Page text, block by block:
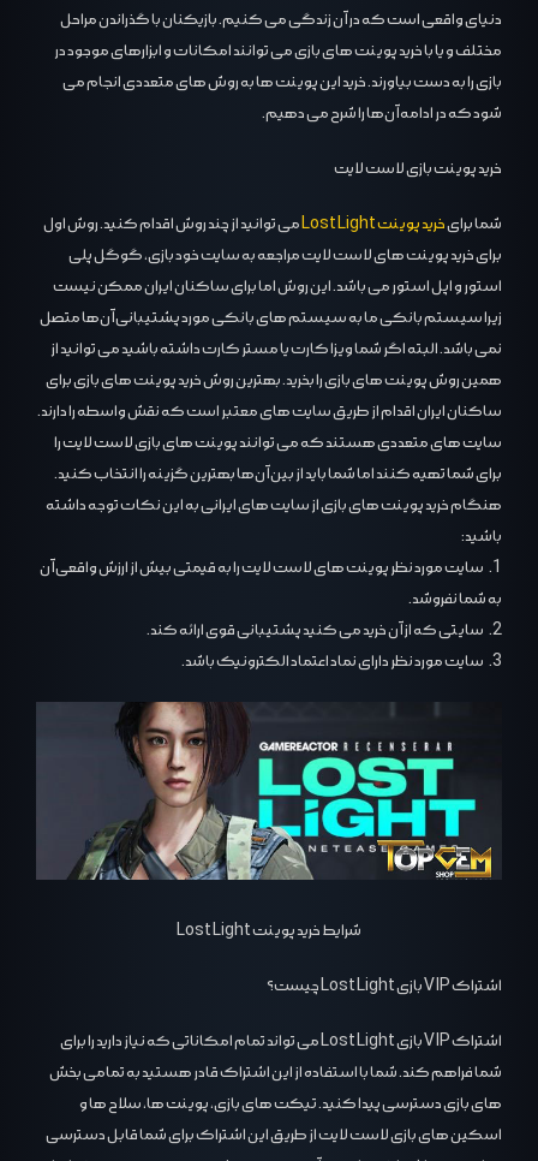
دنیای واقعی است که در آن زندگی می کنیم. بازیکنان با گذراندن مراحل
مختلف و یا با خرید پوینت های بازی می توانند امکانات و ابزارهای موجود در
بازی را به دست بیاورند. خرید این پوینت ها به روش های متعددی انجام می
شود که در ادامه آن‌ها را شرح می دهیم.
خرید پوینت بازی لاست لایت
شما برایخرید پوینت Lost Light
می توانید از چند روش اقدام کنید. روش اول
برای خرید پوینت های لاست لایت مراجعه به سایت خود بازی، گوگل پلی
استور و اپل استور می باشد. این روش اما برای ساکنان ایران ممکن نیست
زیرا سیستم بانکی ما به سیستم های بانکی مورد پشتیبانی آن‌ها متصل
نمی باشد. البته اگر شما ویزا کارت یا مستر کارت داشته باشید می توانید از
همین روش پوینت های بازی را بخرید. بهترین روش خرید پوینت های بازی برای
ساکنان ایران اقدام از طریق سایت های معتبر است که نقش واسطه را دارند.
سایت های متعددی هستند که می توانند پوینت های بازی لاست لایت را
برای شما تهیه کنند اما شما باید از بین آن‌ها بهترین گزینه را انتخاب کنید.
هنگام خرید پوینت های بازی از سایت های ایرانی به این نکات توجه داشته
باشید:
1. سایت مورد نظر پوینت های لاست لایت را به قیمتی بیش از ارزش واقعی آن
به شما نفروشد.
2. سایتی که از آن خرید می کنید پشتیبانی قوی ارائه کند.
3. سایت مورد نظر دارای نماد اعتماد الکترونیک باشد.
شرایط خرید پوینت Lost Light
اشتراک VIP بازی Lost Light چیست؟
اشتراک VIP بازی Lost Light می تواند تمام امکاناتی که نیاز دارید را برای
شما فراهم کند. شما با استفاده از این اشتراک قادر هستید به تمامی بخش
های بازی دسترسی پیدا کنید. تیکت های بازی، پوینت ها، سلاح ها و
اسکین های بازی لاست لایت از طریق این اشتراک برای شما قابل دسترسی